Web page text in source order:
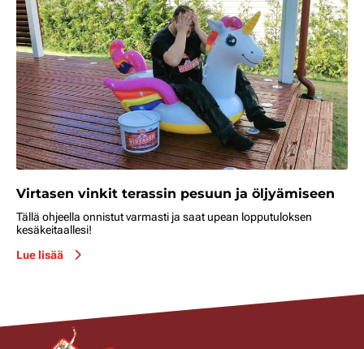
Virtasen vinkit terassin pesuun ja öljyämiseen
Tällä ohjeella onnistut varmasti ja saat upean lopputuloksen
kesäkeitaallesi!
Lue lisää